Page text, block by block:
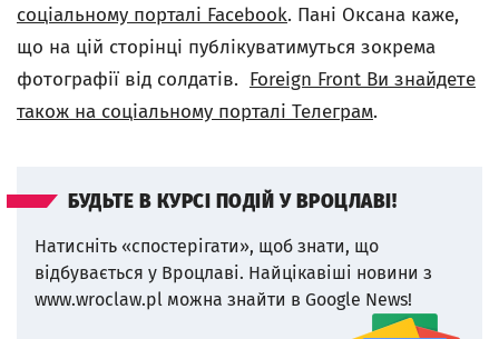
соціальному порталі Facebook. Пані Оксана каже,
що на цій сторінці публікуватимуться зокрема
фотографії від солдатів. Foreign Front Ви знайдете
також на соціальному порталі Телеграм.
БУДЬТЕ В КУРСІ ПОДІЙ У ВРОЦЛАВІ!
Натисніть «спостерігати», щоб знати, що
відбувається у Вроцлаві. Найцікавіші новини з
www.wroclaw.pl можна знайти в Google News!